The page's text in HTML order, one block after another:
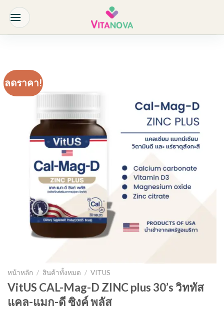
content
ลดราคา!
หน้าหลัก / สินค้าทั้งหมด / VITUS
VitUS CAL-Mag-D ZINC plus 30’s วิททัส
แคล-แมก-ดี ซิงค์ พลัส